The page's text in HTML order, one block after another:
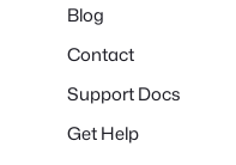
Blog
Contact
Support Docs
Get Help